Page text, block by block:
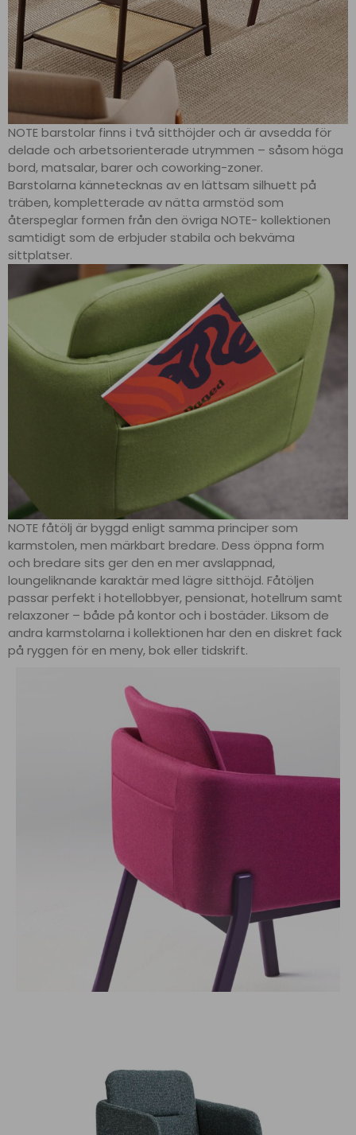
NOTE barstolar finns i två sitthöjder och är avsedda för
delade och arbetsorienterade utrymmen – såsom höga
bord, matsalar, barer och coworking-zoner.
Barstolarna kännetecknas av en lättsam silhuett på
träben, kompletterade av nätta armstöd som
återspeglar formen från den övriga NOTE- kollektionen
samtidigt som de erbjuder stabila och bekväma
sittplatser.
NOTE fåtölj är byggd enligt samma principer som
karmstolen, men märkbart bredare. Dess öppna form
och bredare sits ger den en mer avslappnad,
loungeliknande karaktär med lägre sitthöjd. Fåtöljen
passar perfekt i hotellobbyer, pensionat, hotellrum samt
relaxzoner – både på kontor och i bostäder. Liksom de
andra karmstolarna i kollektionen har den en diskret fack
på ryggen för en meny, bok eller tidskrift.